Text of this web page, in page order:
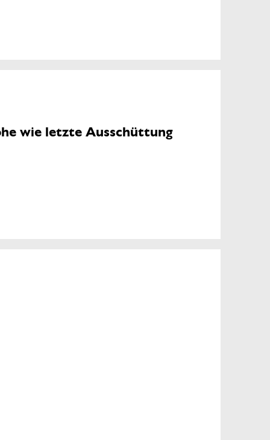
wie letzte Ausschüttung